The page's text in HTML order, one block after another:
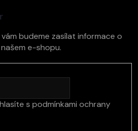
budeme zasílat informace o
e-shopu.
s podmínkami ochrany